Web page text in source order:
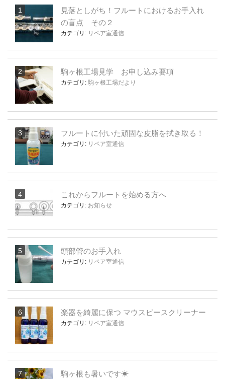
見落としがち！フルートにおけるお手入れ
の盲点 その２
カテゴリ: リペア室通信
駒ヶ根工場見学 お申し込み要項
カテゴリ: 駒ヶ根工場だより
フルートに付いた頑固な皮脂を拭き取る！
カテゴリ: リペア室通信
これからフルートを始める方へ
カテゴリ: お知らせ
頭部管のお手入れ
カテゴリ: リペア室通信
楽器を綺麗に保つ マウスピースクリーナー
カテゴリ: リペア室通信
駒ヶ根も暑いです☀